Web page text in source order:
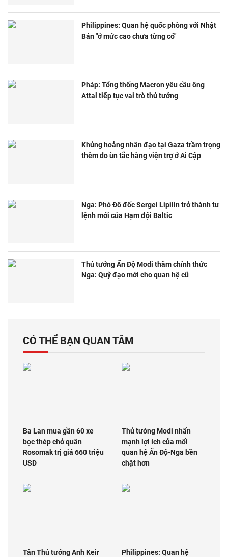
Philippines: Quan hệ quốc phòng với Nhật
Bản "ở mức cao chưa từng có"
Pháp: Tổng thống Macron yêu cầu ông
Attal tiếp tục vai trò thủ tướng
Khủng hoảng nhân đạo tại Gaza trầm trọng
thêm do ùn tắc hàng viện trợ ở Ai Cập
Nga: Phó Đô đốc Sergei Lipilin trở thành tư
lệnh mới của Hạm đội Baltic
Thủ tướng Ấn Độ Modi thăm chính thức
Nga: Quỹ đạo mới cho quan hệ cũ
CÓ THỂ BẠN QUAN TÂM
Ba Lan mua gần 60 xe
bọc thép chở quân
Rosomak trị giá 660 triệu
USD
Thủ tướng Modi nhấn
mạnh lợi ích của mối
quan hệ Ấn Độ-Nga bền
chặt hơn
Tân Thủ tướng Anh Keir
Philippines: Quan hệ